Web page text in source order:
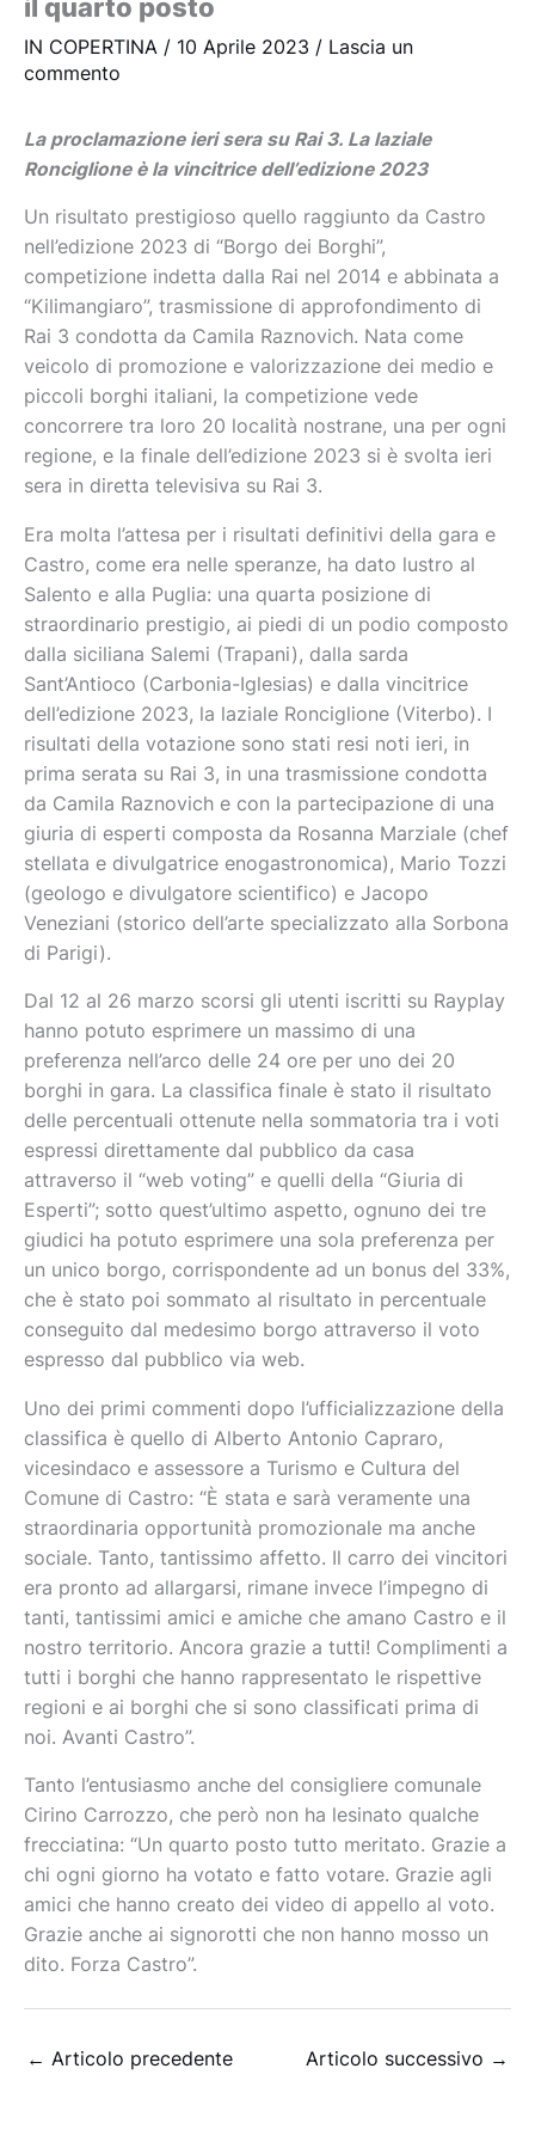
il quarto posto
IN COPERTINA / 10 Aprile 2023 / Lascia un
commento
La proclamazione ieri sera su Rai 3. La laziale
Ronciglione è la vincitrice dell’edizione 2023
Un risultato prestigioso quello raggiunto da Castro
nell’edizione 2023 di “Borgo dei Borghi”,
competizione indetta dalla Rai nel 2014 e abbinata a
“Kilimangiaro”, trasmissione di approfondimento di
Rai 3 condotta da Camila Raznovich. Nata come
veicolo di promozione e valorizzazione dei medio e
piccoli borghi italiani, la competizione vede
concorrere tra loro 20 località nostrane, una per ogni
regione, e la finale dell’edizione 2023 si è svolta ieri
sera in diretta televisiva su Rai 3.
Era molta l’attesa per i risultati definitivi della gara e
Castro, come era nelle speranze, ha dato lustro al
Salento e alla Puglia: una quarta posizione di
straordinario prestigio, ai piedi di un podio composto
dalla siciliana Salemi (Trapani), dalla sarda
Sant’Antioco (Carbonia-Iglesias) e dalla vincitrice
dell’edizione 2023, la laziale Ronciglione (Viterbo). I
risultati della votazione sono stati resi noti ieri, in
prima serata su Rai 3, in una trasmissione condotta
da Camila Raznovich e con la partecipazione di una
giuria di esperti composta da Rosanna Marziale (chef
stellata e divulgatrice enogastronomica), Mario Tozzi
(geologo e divulgatore scientifico) e Jacopo
Veneziani (storico dell’arte specializzato alla Sorbona
di Parigi).
Dal 12 al 26 marzo scorsi gli utenti iscritti su Rayplay
hanno potuto esprimere un massimo di una
preferenza nell’arco delle 24 ore per uno dei 20
borghi in gara. La classifica finale è stato il risultato
delle percentuali ottenute nella sommatoria tra i voti
espressi direttamente dal pubblico da casa
attraverso il “web voting” e quelli della “Giuria di
Esperti”; sotto quest’ultimo aspetto, ognuno dei tre
giudici ha potuto esprimere una sola preferenza per
un unico borgo, corrispondente ad un bonus del 33%,
che è stato poi sommato al risultato in percentuale
conseguito dal medesimo borgo attraverso il voto
espresso dal pubblico via web.
Uno dei primi commenti dopo l’ufficializzazione della
classifica è quello di Alberto Antonio Capraro,
vicesindaco e assessore a Turismo e Cultura del
Comune di Castro: “È stata e sarà veramente una
straordinaria opportunità promozionale ma anche
sociale. Tanto, tantissimo affetto. Il carro dei vincitori
era pronto ad allargarsi, rimane invece l’impegno di
tanti, tantissimi amici e amiche che amano Castro e il
nostro territorio. Ancora grazie a tutti! Complimenti a
tutti i borghi che hanno rappresentato le rispettive
regioni e ai borghi che si sono classificati prima di
noi. Avanti Castro”.
Tanto l’entusiasmo anche del consigliere comunale
Cirino Carrozzo, che però non ha lesinato qualche
frecciatina: “Un quarto posto tutto meritato. Grazie a
chi ogni giorno ha votato e fatto votare. Grazie agli
amici che hanno creato dei video di appello al voto.
Grazie anche ai signorotti che non hanno mosso un
dito. Forza Castro”.
← Articolo precedente Articolo successivo →